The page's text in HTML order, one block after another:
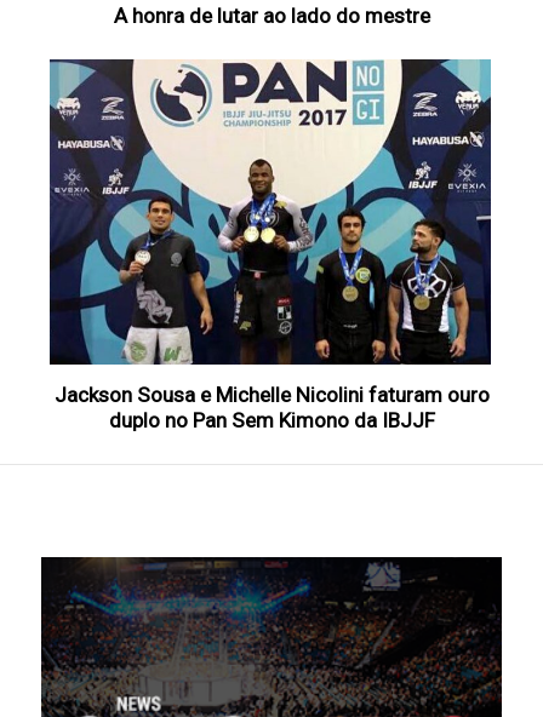
A honra de lutar ao lado do mestre
Jackson Sousa e Michelle Nicolini faturam ouro
duplo no Pan Sem Kimono da IBJJF